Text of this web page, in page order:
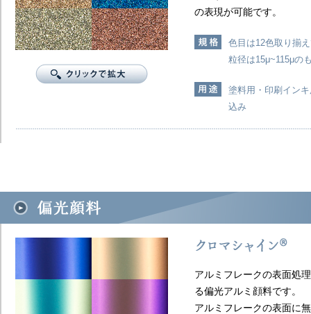
の表現が可能です。
色目は12色取り揃
粒径は15μ~115μの
塗料用・印刷イン
込み
アルミフレークの表面処
る偏光アルミ顔料です。
アルミフレークの表面に